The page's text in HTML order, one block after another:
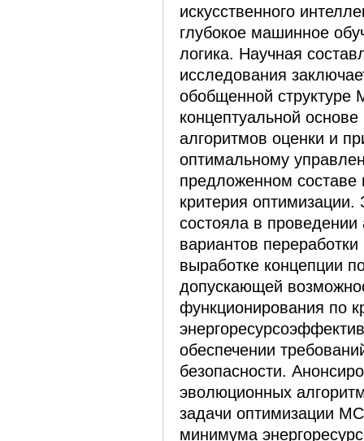
искусственного
глубокое машинное
логика. Научная
исследования
обобщенной
концептуальной
алгоритмов оценки и
оптимальному
предложенном
критерия
состояла в
вариантов
выработке концепции
допускающей
функционирования по
обеспечении
безопасности.
эволюционных
задачи оптимизации
минимума